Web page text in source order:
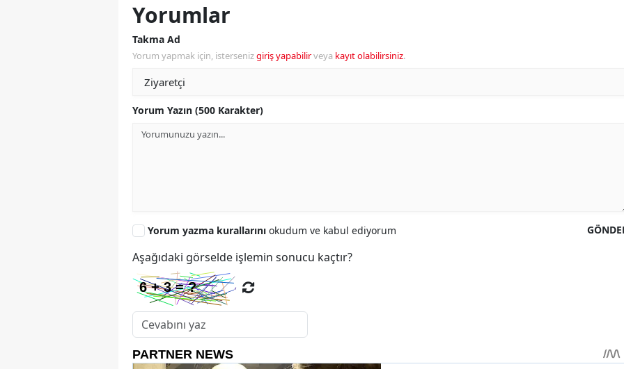
Yorumlar
Takma Ad
Yorum yapmak için, istersenizgiriş yapabilirveya kayıt olabilirsiniz.
Yorum Yazın (500 Karakter)
Yorum yazma kurallarını okudum ve kabul ediyorum
Aşağıdaki görselde işlemin sonucu kaçtır?